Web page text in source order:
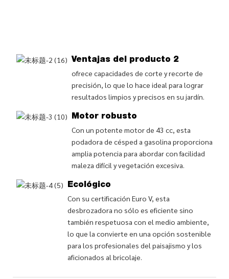
Ventajas del producto 2
ofrece capacidades de corte y recorte de
precisión, lo que lo hace ideal para lograr
resultados limpios y precisos en su jardín.
Motor robusto
Con un potente motor de 43 cc, esta
podadora de césped a gasolina proporciona
amplia potencia para abordar con facilidad
maleza difícil y vegetación excesiva.
Ecológico
Con su certificación Euro V, esta
desbrozadora no sólo es eficiente sino
también respetuosa con el medio ambiente,
lo que la convierte en una opción sostenible
para los profesionales del paisajismo y los
aficionados al bricolaje.